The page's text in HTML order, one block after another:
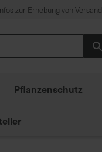
zur Erhebung von
Pflanzenschutz